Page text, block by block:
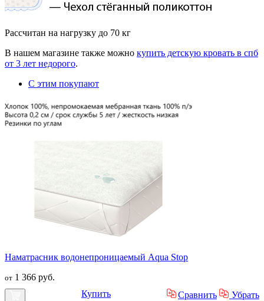
Рассчитан на нагрузку до 70 кг
В нашем магазине также можно купить детскую кровать в спб
от 3 лет недорого.
С этим покупают
Наматрасник водонепроницаемый Aqua Stop
от 1 366 руб.
Купить
Сравнить
Убрать